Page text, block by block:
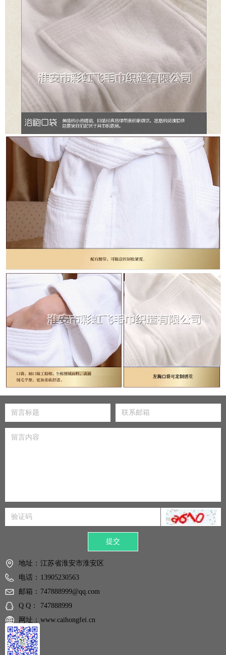
提交
地址： 江苏省淮安市淮安区
电话： 13905230563
邮箱： 747888999@qq.com
Q Q：
747888999
网址： www.caihongfei.cn